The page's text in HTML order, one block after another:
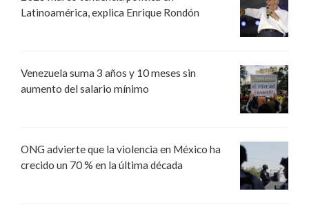
Latinoamérica, explica Enrique Rondón
Venezuela suma 3 años y 10 meses sin
aumento del salario mínimo
ONG advierte que la violencia en México ha
crecido un 70 % en la última década